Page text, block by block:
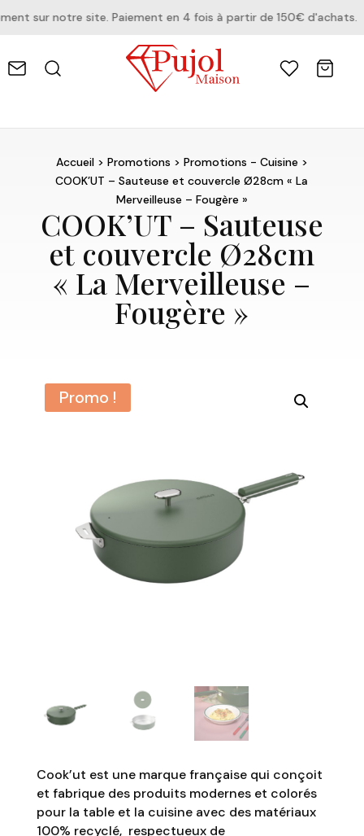
sur notre site. Paiement en 4 fois à partir de 150€ d'achats.
Accueil> Promotions > Promotions - Cuisine>
COOK’UT – Sauteuse et couvercle Ø28cm « La
Merveilleuse – Fougère »
COOK’UT – Sauteuse
et couvercle Ø28cm
« La Merveilleuse –
Fougère »
Promo !
Cook’ut est une marque française qui conçoit
et fabrique des produits modernes et colorés
pour la table et la cuisine avec des matériaux
100% recyclé, respectueux de